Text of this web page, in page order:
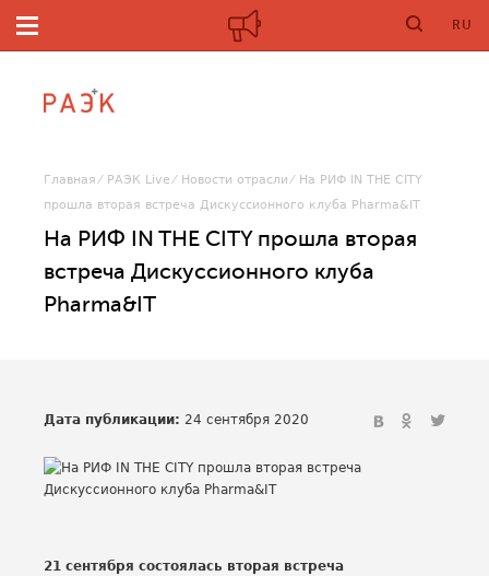
RU
Главная РАЭК Live Новости отрасли
На РИФ IN THE CITY
прошла вторая встреча Дискуссионного клуба Pharma&IT
На РИФ IN THE CITY прошла вторая
встреча Дискуссионного клуба
Pharma&IT
Дата публикации: 24 сентября 2020
21 сентября состоялась вторая встреча